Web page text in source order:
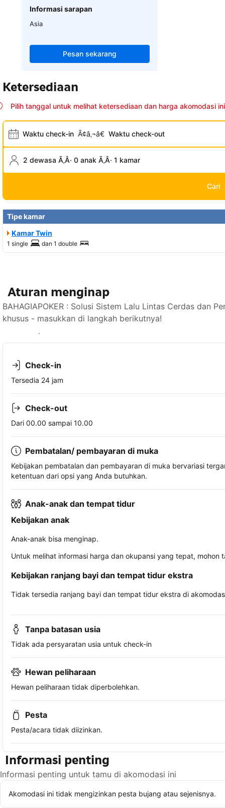
Informasi sarapan
Asia
Pesan sekarang
Ketersediaan
Pilih tanggal untuk melihat ketersediaan dan harga akomodasi ini
Waktu check-in Ã¢â‚¬â€ Waktu check-out
2 dewasa Ã‚Â· 0 anak Ã‚Â· 1 kamar
Cari
Tipe kamar
Kamar Twin
1 single dan 1 double
Aturan menginap
BAHAGIAPOKER : Solusi Sistem Lalu Lintas Cerdas dan
khusus - masukkan di langkah berikutnya!
Lihat ketersediaan
Check-in
Tersedia 24 jam
Check-out
Dari 00.00 sampai 10.00
Pembatalan/ pembayaran di muka
Kebijakan pembatalan dan pembayaran di muka bervariasi
ketentuan dari opsi yang Anda butuhkan.
Anak-anak dan tempat tidur
Kebijakan anak
Anak-anak bisa menginap.
Untuk melihat informasi harga dan okupansi yang tepat,
Kebijakan ranjang bayi dan tempat tidur ekstra
Tidak tersedia ranjang bayi dan tempat tidur ekstra di
Tanpa batasan usia
Tidak ada persyaratan usia untuk check-in
Hewan peliharaan
Hewan peliharaan tidak diperbolehkan.
Pesta
Pesta/acara tidak diizinkan.
Informasi penting
Informasi penting untuk tamu di akomodasi ini
Akomodasi ini tidak mengizinkan pesta bujang atau sejenisnya.